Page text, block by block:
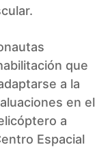
que
a la
en el
a
Espacial